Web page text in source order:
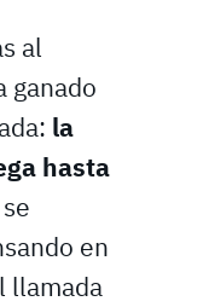
al
ganado
la
hasta
en
llamada